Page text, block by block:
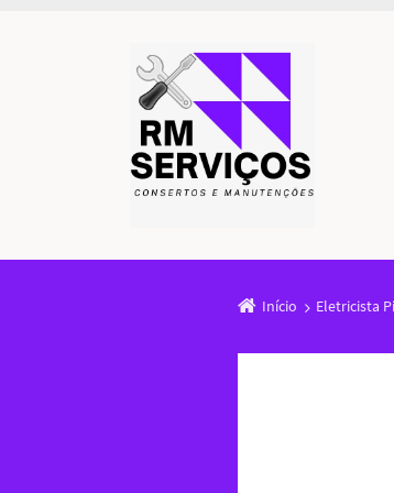
Início Eletricista